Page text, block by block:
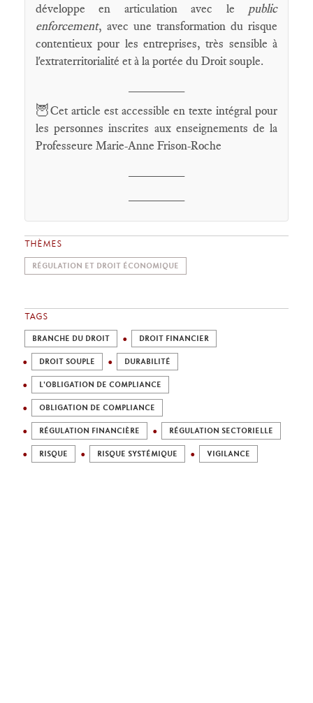
développe en articulation avec le public
enforcement, avec une transformation du risque
contentieux pour les entreprises, très sensible à
l'extraterritorialité et à la portée du Droit souple.
🦉Cet article est accessible en texte intégral pour
les personnes inscrites aux enseignements de la
Professeure Marie-Anne Frison-Roche
THÈMES
RÉGULATION ET DROIT ÉCONOMIQUE
TAGS
BRANCHE DU DROIT DROIT FINANCIER
DROIT SOUPLE DURABILITÉ
L'OBLIGATION DE COMPLIANCE
OBLIGATION DE COMPLIANCE
RÉGULATION FINANCIÈRE RÉGULATION SECTORIELLE
RISQUE RISQUE SYSTÉMIQUE VIGILANCE